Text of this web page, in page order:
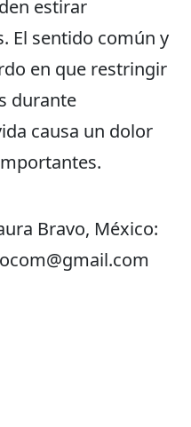
estirar
El sentido común y
en que restringir
durante
causa un dolor
Bravo, México: